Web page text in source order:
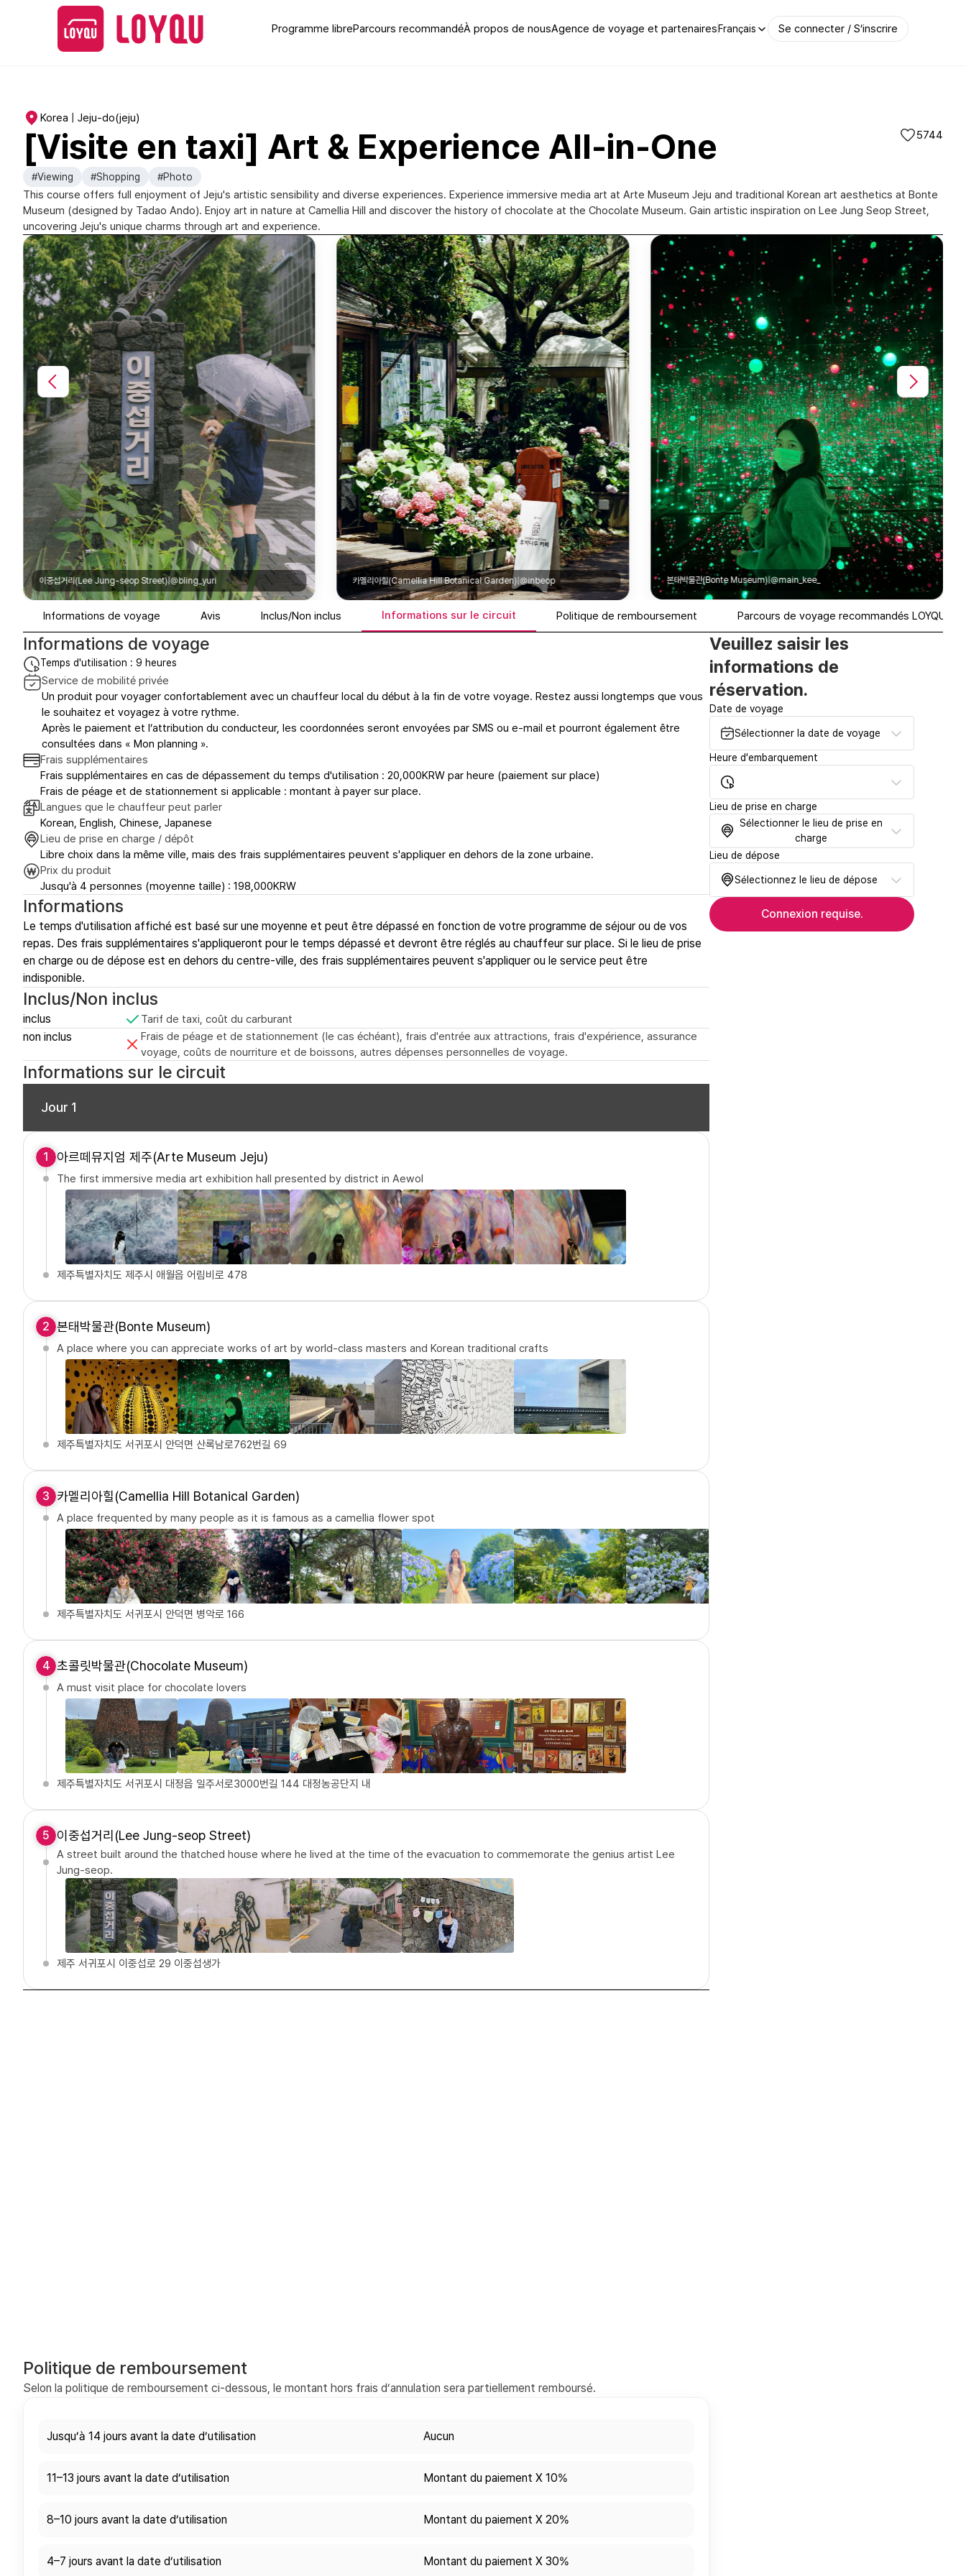
Programme libreParcours recommandéÀ propos de nousAgence de voyage et partenairesFrançais Se connecter / S’inscrire
Korea | Jeju-do(jeju)
[Visite en taxi] Art & Experience All-in-One 5744
#Viewing #Shopping #Photo
This course offers full enjoyment of Jeju's artistic sensibility and diverse experiences. Experience immersive media art at Arte Museum Jeju and traditional Korean art aesthetics at Bonte
Museum (designed by Tadao Ando). Enjoy art in nature at Camellia Hill and discover the history of chocolate at the Chocolate Museum. Gain artistic inspiration on Lee Jung Seop Street,
uncovering Jeju's unique charms through art and experience.
카멜리아힐(Camellia Hill Botanical Garden)|@inbeop 본태박물관(Bonte Museum)|@main_kee_
아르떼뮤지엄 제주(Arte Museum Jeju)|@ujin_lily
Informations de voyage Avis Inclus/Non inclus Informations sur le circuit Politique de remboursement Parcours de voyage recommandés LOYQU
Informations de voyage
Temps d'utilisation : 9 heures
Service de mobilité privée
Un produit pour voyager confortablement avec un chauffeur local du début à la fin de votre voyage. Restez aussi longtemps que vous
le souhaitez et voyagez à votre rythme.
Après le paiement et l’attribution du conducteur, les coordonnées seront envoyées par SMS ou e-mail et pourront également être
consultées dans « Mon planning ».
Frais supplémentaires
Frais supplémentaires en cas de dépassement du temps d'utilisation : 20,000KRW par heure (paiement sur place)
Frais de péage et de stationnement si applicable : montant à payer sur place.
Langues que le chauffeur peut parler
Korean, English, Chinese, Japanese
Lieu de prise en charge / dépôt
Libre choix dans la même ville, mais des frais supplémentaires peuvent s'appliquer en dehors de la zone urbaine.
Prix du produit
Jusqu'à 4 personnes (moyenne taille) : 198,000KRW
Informations
Le temps d'utilisation affiché est basé sur une moyenne et peut être dépassé en fonction de votre programme de séjour ou de vos
repas. Des frais supplémentaires s'appliqueront pour le temps dépassé et devront être réglés au chauffeur sur place. Si le lieu de prise
en charge ou de dépose est en dehors du centre-ville, des frais supplémentaires peuvent s'appliquer ou le service peut être
indisponible.
Inclus/Non inclus
inclus Tarif de taxi, coût du carburant
non inclus
Frais de péage et de stationnement (le cas échéant), frais d'entrée aux attractions, frais d'expérience, assurance
voyage, coûts de nourriture et de boissons, autres dépenses personnelles de voyage.
Informations sur le circuit
Jour 1
1 아르떼뮤지엄 제주(Arte Museum Jeju)
The first immersive media art exhibition hall presented by district in Aewol
제주특별자치도 제주시 애월읍 어림비로 478
2 본태박물관(Bonte Museum)
A place where you can appreciate works of art by world-class masters and Korean traditional crafts
제주특별자치도 서귀포시 안덕면 산록남로762번길 69
3 카멜리아힐(Camellia Hill Botanical Garden)
A place frequented by many people as it is famous as a camellia flower spot
제주특별자치도 서귀포시 안덕면 병악로 166
4 초콜릿박물관(Chocolate Museum)
A must visit place for chocolate lovers
제주특별자치도 서귀포시 대정읍 일주서로3000번길 144 대정농공단지 내
5 이중섭거리(Lee Jung-seop Street)
A street built around the thatched house where he lived at the time of the evacuation to commemorate the genius artist Lee
Jung-seop.
제주 서귀포시 이중섭로 29 이중섭생가
Politique de remboursement
Selon la politique de remboursement ci-dessous, le montant hors frais d’annulation sera partiellement remboursé.
Jusqu’à 14 jours avant la date d’utilisation Aucun
11–13 jours avant la date d’utilisation Montant du paiement X 10%
8–10 jours avant la date d’utilisation Montant du paiement X 20%
4–7 jours avant la date d’utilisation Montant du paiement X 30%
Veuillez saisir les
informations de
réservation.
Date de voyage
Sélectionner la date de voyage
Heure d'embarquement
Lieu de prise en charge
Sélectionner le lieu de prise en
charge
Lieu de dépose
Sélectionnez le lieu de dépose
Connexion requise.